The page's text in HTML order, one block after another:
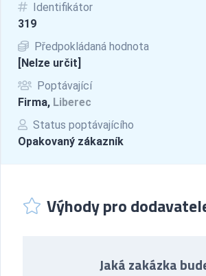
Identifikátor
319
Předpokládaná hodnota
[Nelze určit]
Poptávající
Firma, Liberec
Status poptávajícího
Opakovaný zákazník
Výhody pro
Jaká zakázka